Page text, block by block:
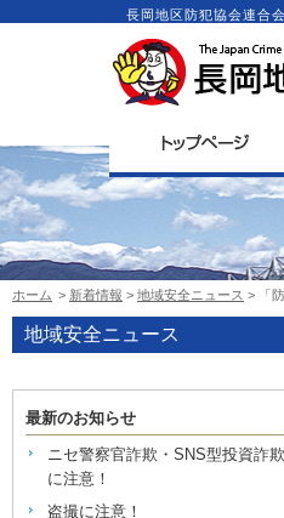
長岡地区防犯協会連合
ホーム > 新着情報 > 地域安全ニュース > 「
地域安全ニュース
最新のお知らせ
ニセ警察官詐欺・SNS型投資詐欺
に注意！
盗撮に注意！